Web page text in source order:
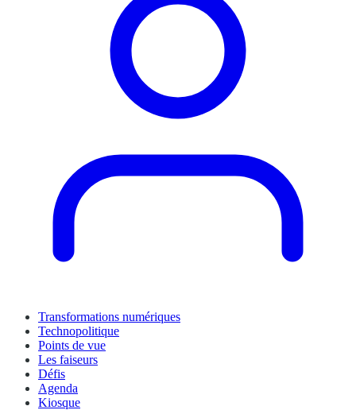
Transformations numériques
Technopolitique
Points de vue
Les faiseurs
Défis
Agenda
Kiosque